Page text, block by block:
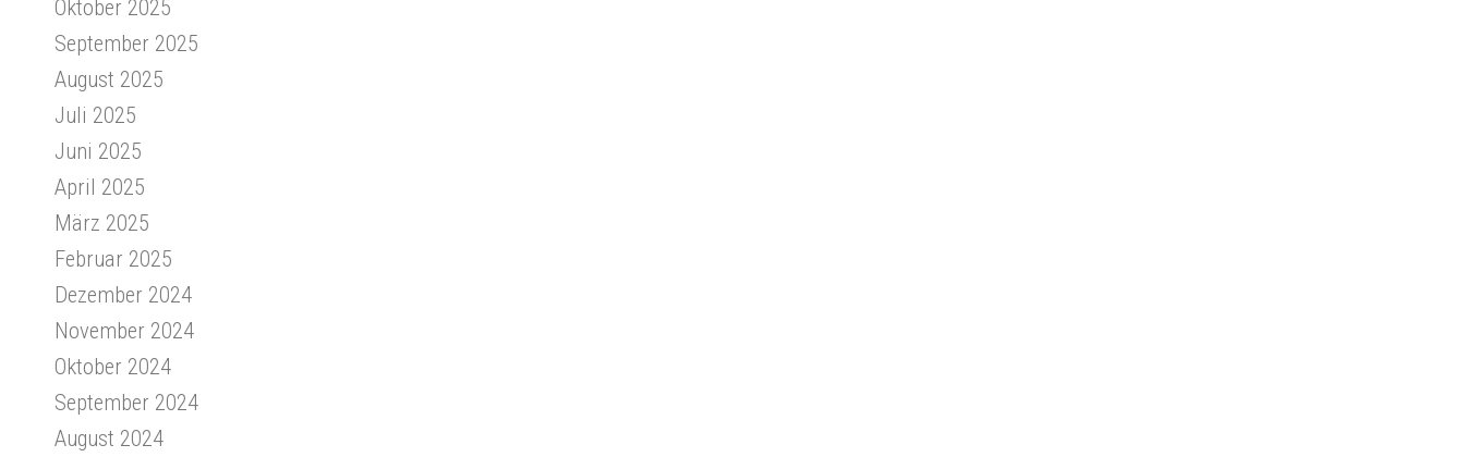
Oktober 2025
September 2025
August 2025
Juli 2025
Juni 2025
April 2025
März 2025
Februar 2025
Dezember 2024
November 2024
Oktober 2024
September 2024
August 2024